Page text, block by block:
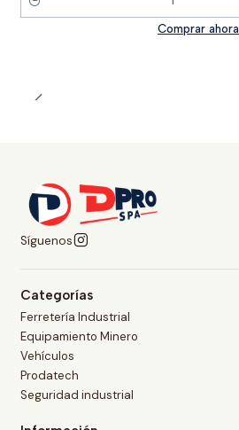
Cantidad
Comprar ahora
Síguenos
Categorías
Ferretería Industrial
Equipamiento Minero
Vehículos
Prodatech
Seguridad industrial